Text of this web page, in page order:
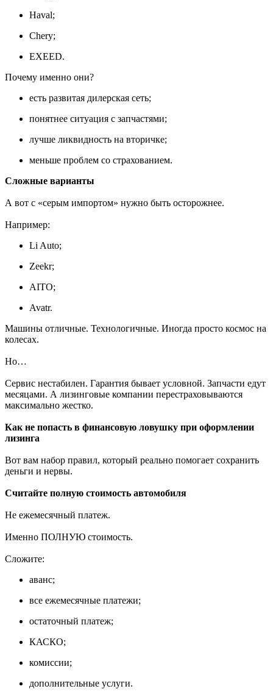
Haval;
Chery;
EXEED.
Почему именно они?
есть развитая дилерская сеть;
понятнее ситуация с запчастями;
лучше ликвидность на вторичке;
меньше проблем со страхованием.
Сложные варианты
А вот с «серым импортом» нужно быть осторожнее.
Например:
Li Auto;
Zeekr;
AITO;
Avatr.
Машины отличные. Технологичные. Иногда просто космос на
колесах.
Но…
Сервис нестабилен. Гарантия бывает условной. Запчасти едут
месяцами. А лизинговые компании перестраховываются
максимально жестко.
Как не попасть в финансовую ловушку при оформлении
лизинга
Вот вам набор правил, который реально помогает сохранить
деньги и нервы.
Считайте полную стоимость автомобиля
Не ежемесячный платеж.
Именно ПОЛНУЮ стоимость.
Сложите:
аванс;
все ежемесячные платежи;
остаточный платеж;
КАСКО;
комиссии;
дополнительные услуги.